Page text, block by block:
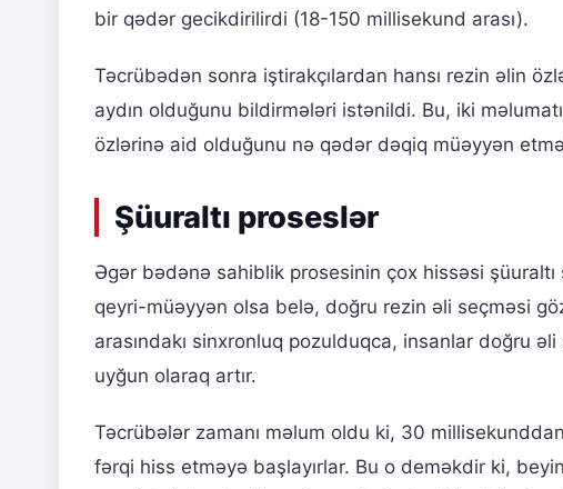
bir qədər gecikdirilirdi (18-150 millisekund arası).
Təcrübədən sonra iştirakçılardan hansı rezin əlin
aydın olduğunu bildirmələri istənildi. Bu, iki
özlərinə aid olduğunu nə qədər dəqiq müəyyən
Şüuraltı proseslər
Əgər bədənə sahiblik prosesinin çox hissəsi
qeyri-müəyyən olsa belə, doğru rezin əli seçməsi
arasındakı sinxronluq pozulduqca, insanlar doğru
uyğun olaraq artır.
Təcrübələr zamanı məlum oldu ki, 30
fərqi hiss etməyə başlayırlar. Bu o deməkdir ki,